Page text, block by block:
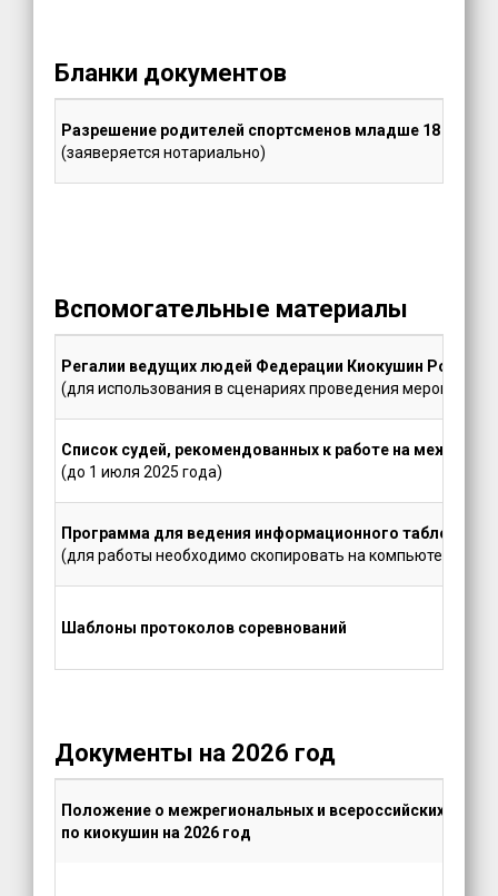
Бланки документов
Разрешение родителей спортсменов младше 18 лет
(заяверяется нотариально)
Вспомогательные материалы
Регалии ведущих людей Федерации Киокушин России
(для использования в сценариях проведения
Список судей, рекомендованных к работе на
(до 1 июля 2025 года)
Программа для ведения информационного табло на
(для работы необходимо скопировать на компьютер оба
Шаблоны протоколов соревнований
Документы на 2026 год
Положение о межрегиональных и всероссийских
по киокушин на 2026 год